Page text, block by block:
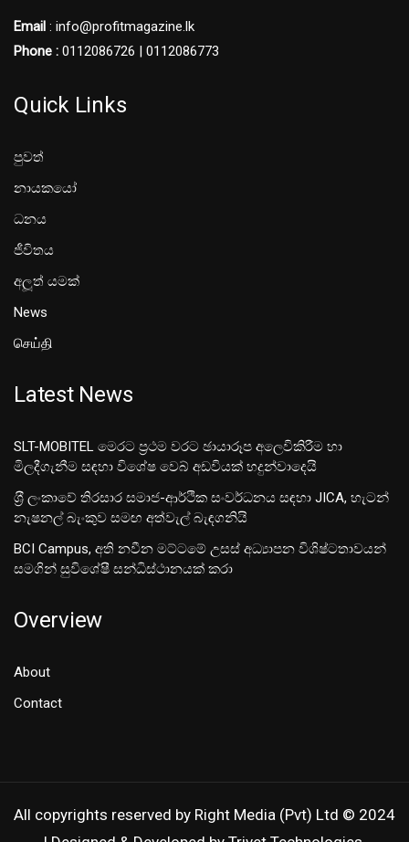
Email : info@profitmagazine.lk
Phone : 0112086726 | 0112086773
Quick Links
පුවත්
නායකයෝ
ධනය
ජීවිතය
අලූත් යමක්
News
செய்தி
Latest News
SLT-MOBITEL මෙරට ප්‍රථම වරට ඡායාරූප අලෙවිකිරීම හා
මිලදීගැනීම සඳහා විශේෂ වෙබ් අඩවියක් හදුන්වාදෙයි
ශ‍්‍රී ලංකාවේ තිරසාර සමාජ-ආර්ථික සංවර්ධනය සඳහා JICA, හැටන්
නැෂනල් බැංකුව සමඟ අත්වැල් බැඳගනියි
BCI Campus, අති නවීන මට්ටමේ උසස් අධ්‍යාපන විශිෂ්ටතාවයන්
සමගින් සුවිශේෂී සන්ධිස්ථානයක් කරා
Overview
About
Contact
All copyrights reserved by Right Media (Pvt) Ltd © 2024